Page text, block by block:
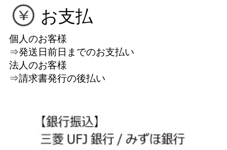
お支払
個人のお客様
⇒発送日前日までのお支払い
法人のお客様
⇒請求書発行の後払い